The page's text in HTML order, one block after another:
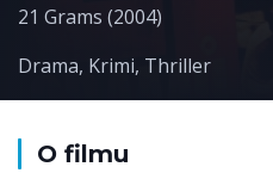
21 Grams (2004)
Drama, Krimi, Thriller
O filmu